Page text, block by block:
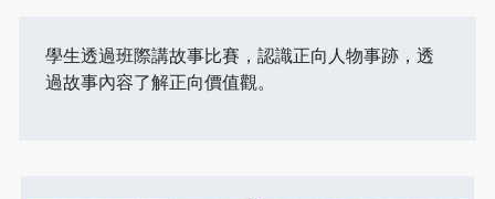
學生透過班際講故事比賽，認識正向人物事跡，透
過故事內容了解正向價值觀。